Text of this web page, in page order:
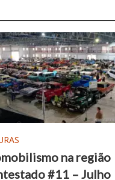
na região
#11 – Julho